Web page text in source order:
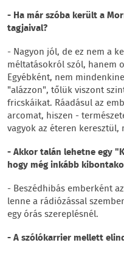
- Ha már szóba került a
tagjaival?
- Nagyon jól, de ez nem a
méltatásokról szól, hanem
Egyébként, nem
"alázzon", tőlük viszont
fricskáikat. Ráadásul az
arcomat, hiszen -
vagyok az éteren
- Akkor talán lehetne egy
hogy még inkább
- Beszédhibás emberként
lenne a rádiózással
egy órás szereplésnél.
- A szólókarrier mellett